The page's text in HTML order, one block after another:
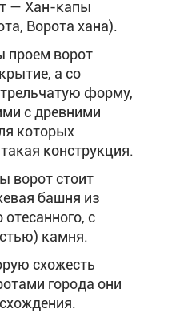
— Хан-капы
Ворота хана).
проем ворот
а со
форму,
с древними
которых
конструкция.
ворот стоит
башня из
отесанного, с
камня.
схожесть
города они